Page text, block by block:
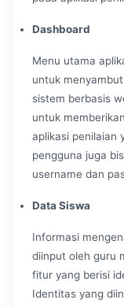
Dashboard
Menu utama
untuk
sistem berbasis
untuk
aplikasi penilaian
pengguna juga
username dan
Data Siswa
Informasi
diinput oleh guru
fitur yang berisi
Identitas yang